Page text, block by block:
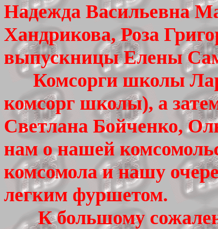
Надежда Васильевна
Хандрикова, Роза
выпускницы Елены
Комсорги школы
комсорг школы), а
Светлана Бойченко,
нам о нашей
комсомола и нашу
легким фуршетом.
К большому